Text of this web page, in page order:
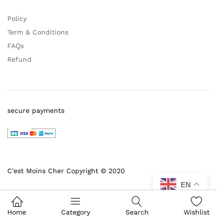
Policy
Term & Conditions
FAQs
Refund
C'est Moins Cher Copyright © 2020
secure payments
EN
Home Category Search Wishlist